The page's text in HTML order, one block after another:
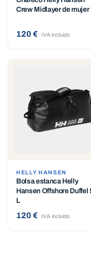
Crew Midlayer de mujer
120 € IVA incluido
HELLY HANSEN
Bolsa estanca Helly
Hansen Offshore Duffel
L
120 € IVA incluido